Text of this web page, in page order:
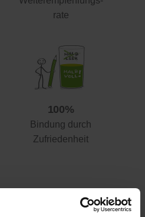
rate
100%
Bindung durch
Zufriedenheit
anderen